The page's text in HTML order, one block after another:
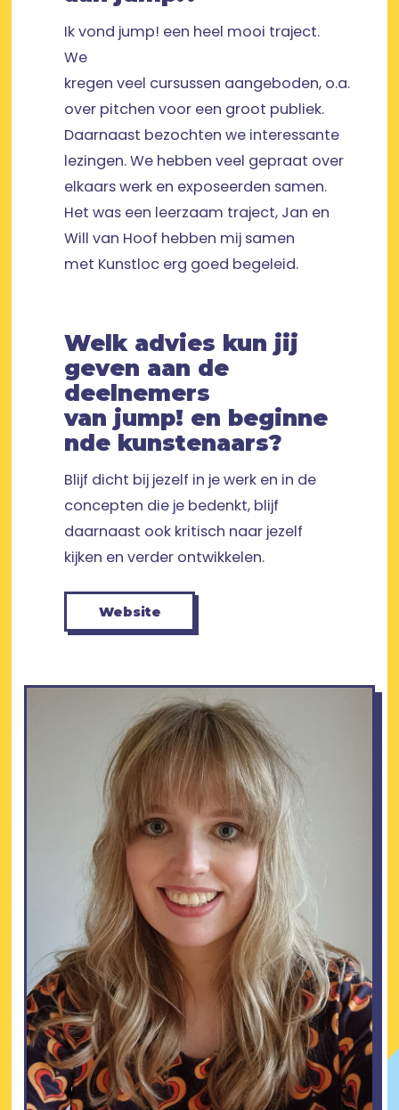
Ik vond jump! een heel mooi traject.
We
kregen veel cursussen aangeboden, o.a.
over pitchen voor een groot publiek.
Daarnaast bezochten we interessante
lezingen. We hebben veel gepraat over
elkaars werk en exposeerden samen.
Het was een leerzaam traject, Jan en
Will van Hoof hebben mij samen
met Kunstloc erg goed begeleid.
Welk advies kun jij
geven aan de
deelnemers
van jump! en beginne
nde kunstenaars?
Blijf dicht bij jezelf in je werk en in de
concepten die je bedenkt, blijf
daarnaast ook kritisch naar jezelf
kijken en verder ontwikkelen.
Website